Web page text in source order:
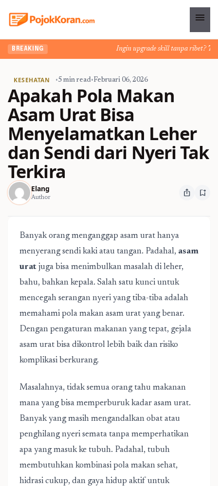
menu
BREAKING Ingin upgrade skill tanpa ribet?
KESEHATAN •5 min read•Februari 06, 2026
Apakah Pola Makan
Asam Urat Bisa
Menyelamatkan Leher
dan Sendi dari Nyeri Tak
Terkira
Elang
Author ios_share bookmark_add
Banyak orang menganggap asam urat hanya
menyerang sendi kaki atau tangan. Padahal, asam
urat juga bisa menimbulkan masalah di leher,
bahu, bahkan kepala. Salah satu kunci untuk
mencegah serangan nyeri yang tiba-tiba adalah
memahami pola makan asam urat yang benar.
Dengan pengaturan makanan yang tepat, gejala
asam urat bisa dikontrol lebih baik dan risiko
komplikasi berkurang.
Masalahnya, tidak semua orang tahu makanan
mana yang bisa memperburuk kadar asam urat.
Banyak yang masih mengandalkan obat atau
penghilang nyeri semata tanpa memperhatikan
apa yang masuk ke tubuh. Padahal, tubuh
membutuhkan kombinasi pola makan sehat,
hidrasi cukup, dan gaya hidup aktif untuk